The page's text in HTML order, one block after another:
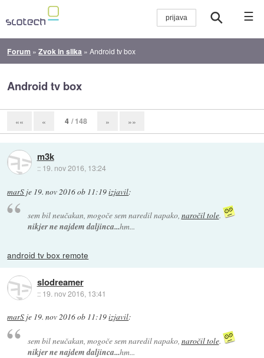
☰
Forum »Zvok in slika »Android tv box
Android tv box
«« « 4 / 148 » »»
m3k
:: 19. nov 2016, 13:24
marS je 19. nov 2016 ob 11:19izjavil:
sem bil neučakan, mogoče sem naredil napako, naročil tole.
nikjer ne najdem daljinca...hm...
android tv box remote
slodreamer
:: 19. nov 2016, 13:41
marS je 19. nov 2016 ob 11:19izjavil:
sem bil neučakan, mogoče sem naredil napako, naročil tole.
nikjer ne najdem daljinca...hm...